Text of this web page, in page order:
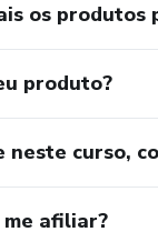
os produtos
produto?
curso,
me afiliar?